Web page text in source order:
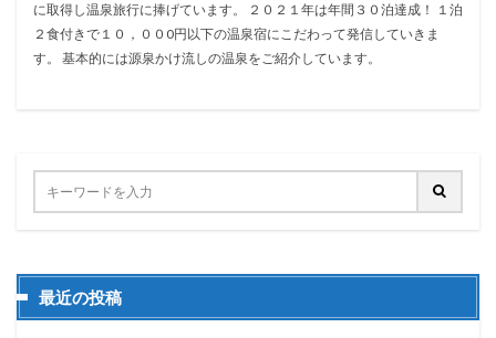
に取得し温泉旅行に捧げています。 ２０２１年は年間３０泊達成！ １泊
２食付きで１０，００0円以下の温泉宿にこだわって発信していきま
す。 基本的には源泉かけ流しの温泉をご紹介しています。
最近の投稿